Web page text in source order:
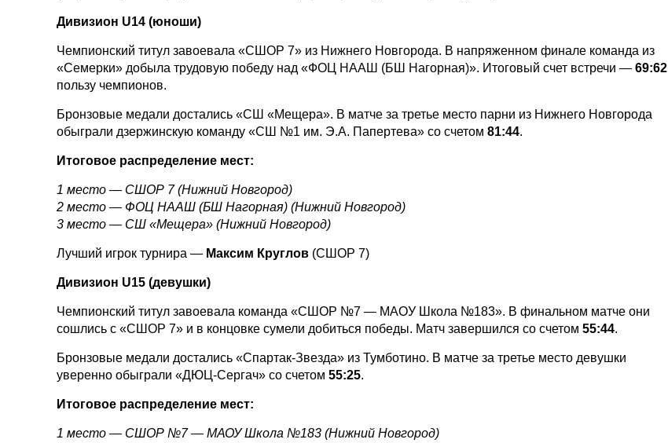
Дивизион U14 (юноши)
Чемпионский титул завоевала «СШОР 7» из Нижнего Новгорода. В напряженном финале команда из
«Семерки» добыла трудовую победу над «ФОЦ НААШ (БШ Нагорная)». Итоговый счет встречи — 69:62
пользу чемпионов.
Бронзовые медали достались «СШ «Мещера». В матче за третье место парни из Нижнего Новгорода
обыграли дзержинскую команду «СШ №1 им. Э.А. Папертева» со счетом 81:44.
Итоговое распределение мест:
1 место — СШОР 7 (Нижний Новгород)
2 место — ФОЦ НААШ (БШ Нагорная) (Нижний Новгород)
3 место — СШ «Мещера» (Нижний Новгород)
Лучший игрок турнира — Максим Круглов (СШОР 7)
Дивизион U15 (девушки)
Чемпионский титул завоевала команда «СШОР №7 — МАОУ Школа №183». В финальном матче они
сошлись с «СШОР 7» и в концовке сумели добиться победы. Матч завершился со счетом 55:44.
Бронзовые медали достались «Спартак-Звезда» из Тумботино. В матче за третье место девушки
уверенно обыграли «ДЮЦ-Сергач» со счетом 55:25.
Итоговое распределение мест:
1 место — СШОР №7 — МАОУ Школа №183 (Нижний Новгород)